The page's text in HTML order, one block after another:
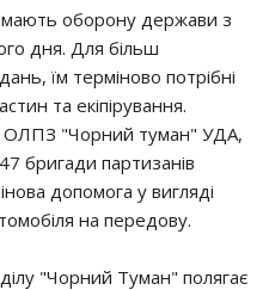
оборону держави з
дня. Для більш
їм терміново потрібні
та екіпірування.
ОЛПЗ "Чорний туман" УДА,
бригади партизанів
допомога у вигляді
на передову.
"Чорний Туман" полягає